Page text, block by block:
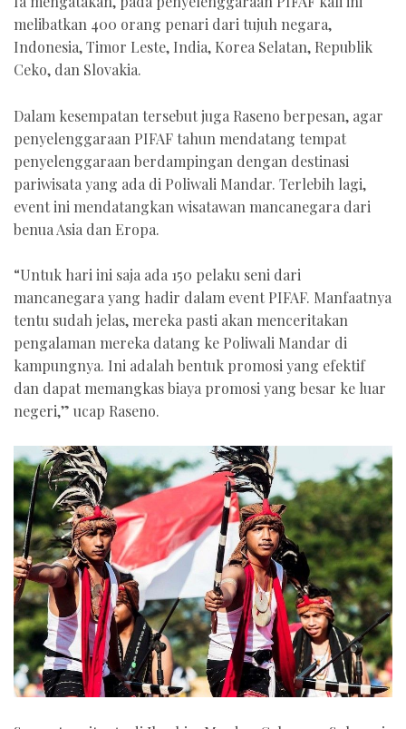
melibatkan 400 orang penari dari tujuh negara,
Indonesia, Timor Leste, India, Korea Selatan, Republik
Ceko, dan Slovakia.
Dalam kesempatan tersebut juga Raseno berpesan, agar
penyelenggaraan PIFAF tahun mendatang tempat
penyelenggaraan berdampingan dengan destinasi
pariwisata yang ada di Poliwali Mandar. Terlebih lagi,
event ini mendatangkan wisatawan mancanegara dari
benua Asia dan Eropa.
“Untuk hari ini saja ada 150 pelaku seni dari
mancanegara yang hadir dalam event PIFAF. Manfaatnya
tentu sudah jelas, mereka pasti akan menceritakan
pengalaman mereka datang ke Poliwali Mandar di
kampungnya. Ini adalah bentuk promosi yang efektif
dan dapat memangkas biaya promosi yang besar ke luar
negeri,” ucap Raseno.